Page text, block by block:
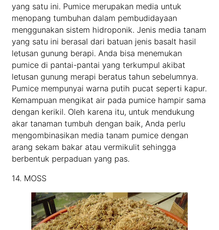
yang satu ini. Pumice merupakan media untuk
menopang tumbuhan dalam pembudidayaan
menggunakan sistem hidroponik. Jenis media tanam
yang satu ini berasal dari batuan jenis basalt hasil
letusan gunung berapi. Anda bisa menemukan
pumice di pantai-pantai yang terkumpul akibat
letusan gunung merapi beratus tahun sebelumnya.
Pumice mempunyai warna putih pucat seperti kapur.
Kemampuan mengikat air pada pumice hampir sama
dengan kerikil. Oleh karena itu, untuk mendukung
akar tanaman tumbuh dengan baik, Anda perlu
mengombinasikan media tanam pumice dengan
arang sekam bakar atau vermikulit sehingga
berbentuk perpaduan yang pas.
14. MOSS